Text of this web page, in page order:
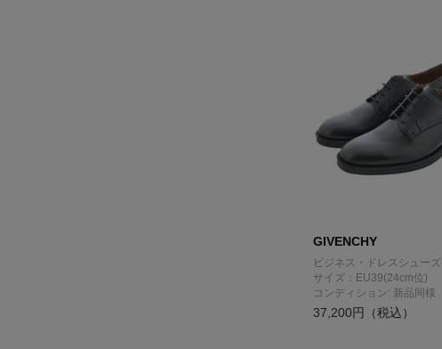
GIVENCHY
ビジネス・ドレスシューズ
サイズ：EU39(24cm位)
コンディション: 新品同様
37,200円（税込）